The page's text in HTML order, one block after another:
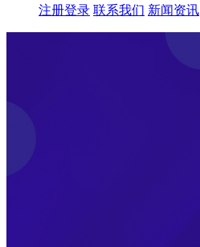
注册登录 联系我们 新闻资讯